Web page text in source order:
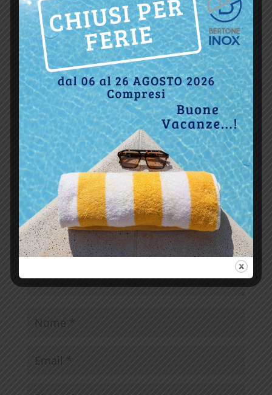
Invia commento
Il tuo indirizzo email non sarà pubblicato. I campi
obbligatori sono contrassegnati*